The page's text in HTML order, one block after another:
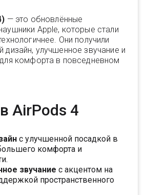
— это обновлённые
Apple, которые стали
Они получили
дизайн, улучшенное звучание и
комфорта в повседневном
AirPods 4
с улучшенной посадкой в
комфорта и
звучание с акцентом на
пространственного